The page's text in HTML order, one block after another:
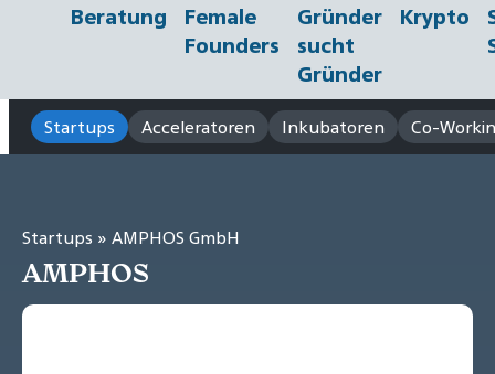
Beratung
Female
Founders
Gründer
sucht
Gründer
Krypto
Startups Acceleratoren Inkubatoren Co-
Startups » AMPHOS GmbH
AMPHOS